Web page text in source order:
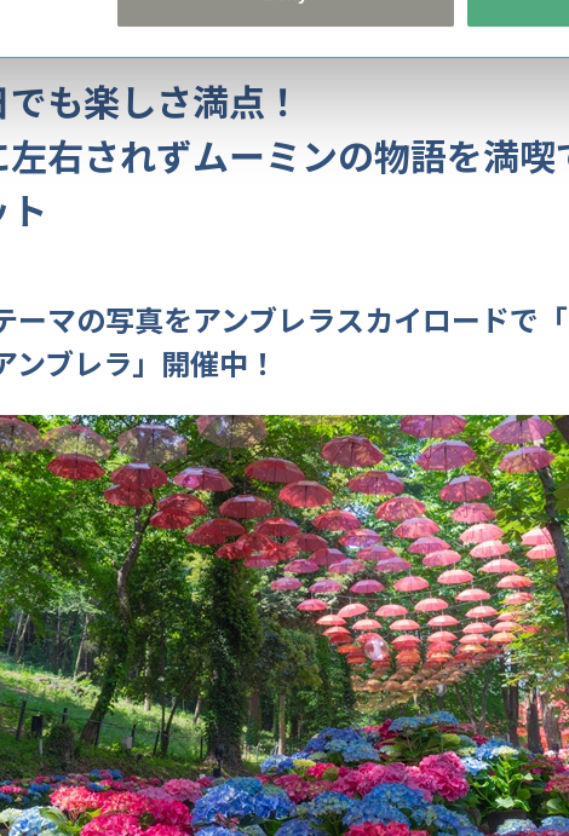
も楽しさ満点！
右されずムーミンの物語を満喫
ーマの写真をアンブレラスカイロードで
ンブレラ」開催中！